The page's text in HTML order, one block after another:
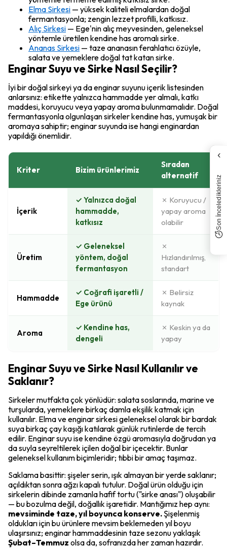
Elma Sirkesi — yüksek kaliteli elmalardan doğal
fermantasyonla; zengin lezzet profilli, katkısız.
Alıç Sirkesi — Ege'nin alıç meyvesinden, geleneksel
yöntemle üretilen kendine has aromalı sirke.
Ananas Sirkesi — taze ananasın ferahlatıcı özüyle,
salata ve yemeklere doğal tat katan sirke.
Enginar Suyu ve Sirke Nasıl Seçilir?
İyi bir doğal sirkeyi ya da enginar suyunu içerik listesinden
anlarsınız: etikette yalnızca hammadde yer almalı, katkı
maddesi, koruyucu veya yapay aroma bulunmamalıdır. Doğal
fermantasyonla olgunlaşan sirkeler kendine has, yumuşak bir
aromaya sahiptir; enginar suyunda ise hangi enginardan
yapıldığı önemlidir.
Kriter Bizim ürünlerimiz
Sıradan
alternatif
İçerik
✓ Yalnızca doğal
hammadde,
katkısız
✗ Koruyucu /
yapay aroma
olabilir
Üretim
✓ Geleneksel
yöntem, doğal
fermantasyon
✗
Hızlandırılmış,
standart
Hammadde
✓ Coğrafi işaretli /
Ege ürünü
✗ Belirsiz
kaynak
Aroma
✓ Kendine has,
dengeli
✗ Keskin ya da
yapay
Enginar Suyu ve Sirke Nasıl Kullanılır ve
Saklanır?
Sirkeler mutfakta çok yönlüdür: salata soslarında, marine ve
turşularda, yemeklere birkaç damla ekşilik katmak için
kullanılır. Elma ve enginar sirkesi geleneksel olarak bir bardak
suya birkaç çay kaşığı katılarak günlük rutinlerde de tercih
edilir. Enginar suyu ise kendine özgü aromasıyla doğrudan ya
da suyla seyreltilerek içilen doğal bir içecektir. Bunlar
geleneksel kullanım biçimleridir; tıbbi bir amaç taşımaz.
Saklama basittir: şişeler serin, ışık almayan bir yerde saklanır;
açıldıktan sonra ağzı kapalı tutulur. Doğal ürün olduğu için
sirkelerin dibinde zamanla hafif tortu ("sirke anası") oluşabilir
— bu bozulma değil, doğallık işaretidir. Mantığımız hep aynı:
mevsiminde taze, yıl boyunca konserve.Şişelenmiş
oldukları için bu ürünlere mevsim beklemeden yıl boyu
ulaşırsınız; enginar hammaddesinin taze sezonu yaklaşık
Şubat–Temmuz olsa da, sofranızda her zaman hazırdır.
‹
Son İnceledikleriniz